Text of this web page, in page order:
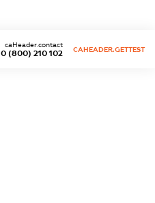
0 (800) 210 102
caHeader.contact
CAHEADER.GETTEST